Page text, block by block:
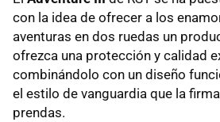
con la idea de ofrecer a los
aventuras en dos ruedas un
ofrezca una protección y calidad
combinándolo con un diseño
el estilo de vanguardia que la
prendas.